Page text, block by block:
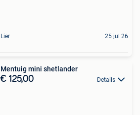
Lier 25 jul 26
Mentuig mini shetlander
€ 125,00 Details